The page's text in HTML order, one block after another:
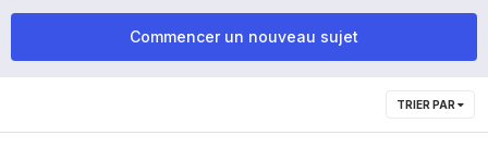
Commencer un nouveau sujet
TRIER PAR